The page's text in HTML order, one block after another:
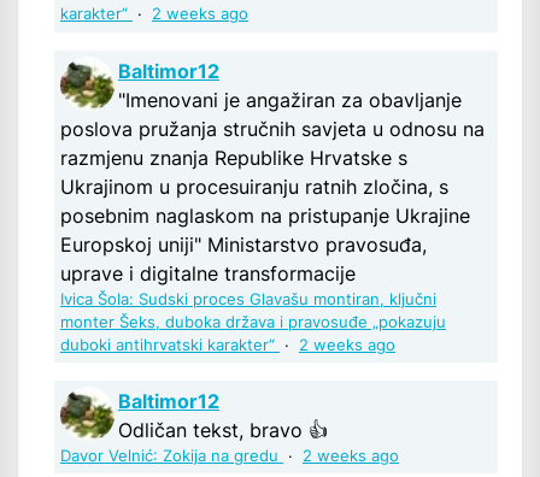
karakter“ · 2 weeks ago
Baltimor12
"Imenovani je angažiran za obavljanje
poslova pružanja stručnih savjeta u odnosu na
razmjenu znanja Republike Hrvatske s
Ukrajinom u procesuiranju ratnih zločina, s
posebnim naglaskom na pristupanje Ukrajine
Europskoj uniji" Ministarstvo pravosuđa,
uprave i digitalne transformacije
Ivica Šola: Sudski proces Glavašu montiran, ključni
monter Šeks, duboka država i pravosuđe „pokazuju
duboki antihrvatski karakter“ · 2 weeks ago
Baltimor12
Odličan tekst, bravo 👍
Davor Velnić: Zokija na gredu · 2 weeks ago